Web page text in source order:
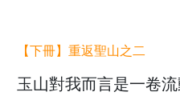
【下冊】 重返聖山之二
玉山對我而言是一卷